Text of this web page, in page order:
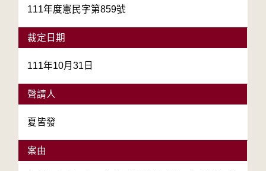
111年度憲民字第859號
裁定日期
111年10月31日
聲請人
夏皆發
案由